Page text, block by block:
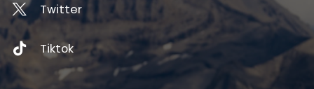
Twitter
Tiktok